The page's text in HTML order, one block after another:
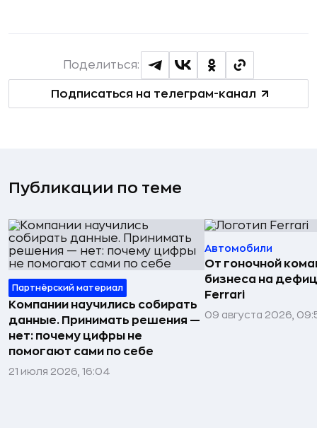
Подписаться на телеграм-канал
Поделиться:
Публикации по теме
Партнёрский материал
Компании научились собирать
данные. Принимать решения —
нет: почему цифры не
помогают сами по себе
21 июля 2026, 16:04
Автомобили
От гоночной
бизнеса на
Ferrari
09 августа 2026,